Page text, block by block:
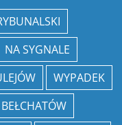
NA SYGNALE
WYPADEK
BEŁCHATÓW